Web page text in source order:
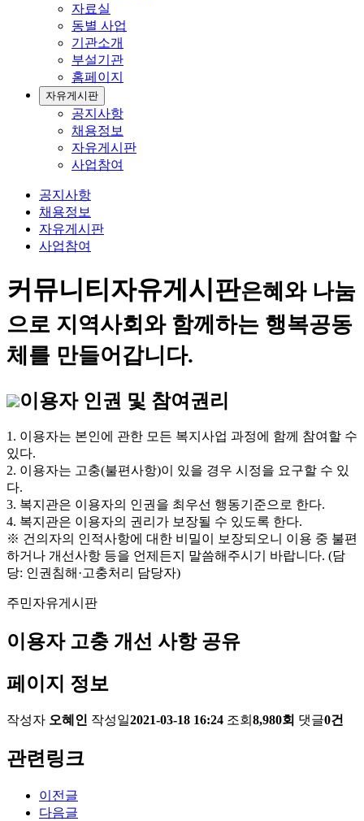
자료실
동별 사업
기관소개
부설기관
홈페이지
자유게시판
공지사항
채용정보
자유게시판
사업참여
공지사항
채용정보
자유게시판
사업참여
커뮤니티자유게시판은혜와 나눔
으로 지역사회와 함께하는 행복공동
체를 만들어갑니다.
이용자 인권 및 참여권리
1. 이용자는 본인에 관한 모든 복지사업 과정에 함께 참여할 수
있다.
2. 이용자는 고충(불편사항)이 있을 경우 시정을 요구할 수 있
다.
3. 복지관은 이용자의 인권을 최우선 행동기준으로 한다.
4. 복지관은 이용자의 권리가 보장될 수 있도록 한다.
※ 건의자의 인적사항에 대한 비밀이 보장되오니 이용 중 불편
하거나 개선사항 등을 언제든지 말씀해주시기 바랍니다. (담
당: 인권침해·고충처리 담당자)
주민자유게시판
이용자 고충 개선 사항 공유
페이지 정보
작성자 오혜인 작성일2021-03-18 16:24 조회 8,980회 댓글0건
관련링크
이전글
다음글